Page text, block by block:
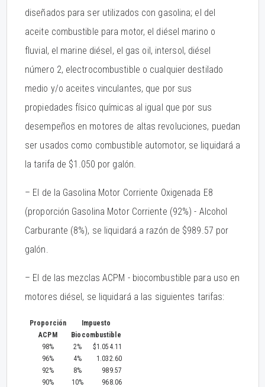
diseñados para ser utilizados con gasolina; el del
aceite combustible para motor, el diésel marino o
fluvial, el marine diésel, el gas oil, intersol, diésel
número 2, electrocombustible o cualquier destilado
medio y/o aceites vinculantes, que por sus
propiedades físico químicas al igual que por sus
desempeños en motores de altas revoluciones, puedan
ser usados como combustible automotor, se liquidará a
la tarifa de $1.050 por galón.
– El de la Gasolina Motor Corriente Oxigenada E8
(proporción Gasolina Motor Corriente (92%) - Alcohol
Carburante (8%), se liquidará a razón de $989.57 por
galón.
– El de las mezclas ACPM - biocombustible para uso en
motores diésel, se liquidará a las siguientes tarifas:
Proporción
Impuesto
ACPM
Biocombustible
98%
2%
$1.054.11
96%
4%
1.032.60
92%
8%
989.57
90%
10% 968.06